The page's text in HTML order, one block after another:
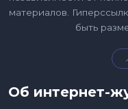
материалов.
быть
Об интернет-